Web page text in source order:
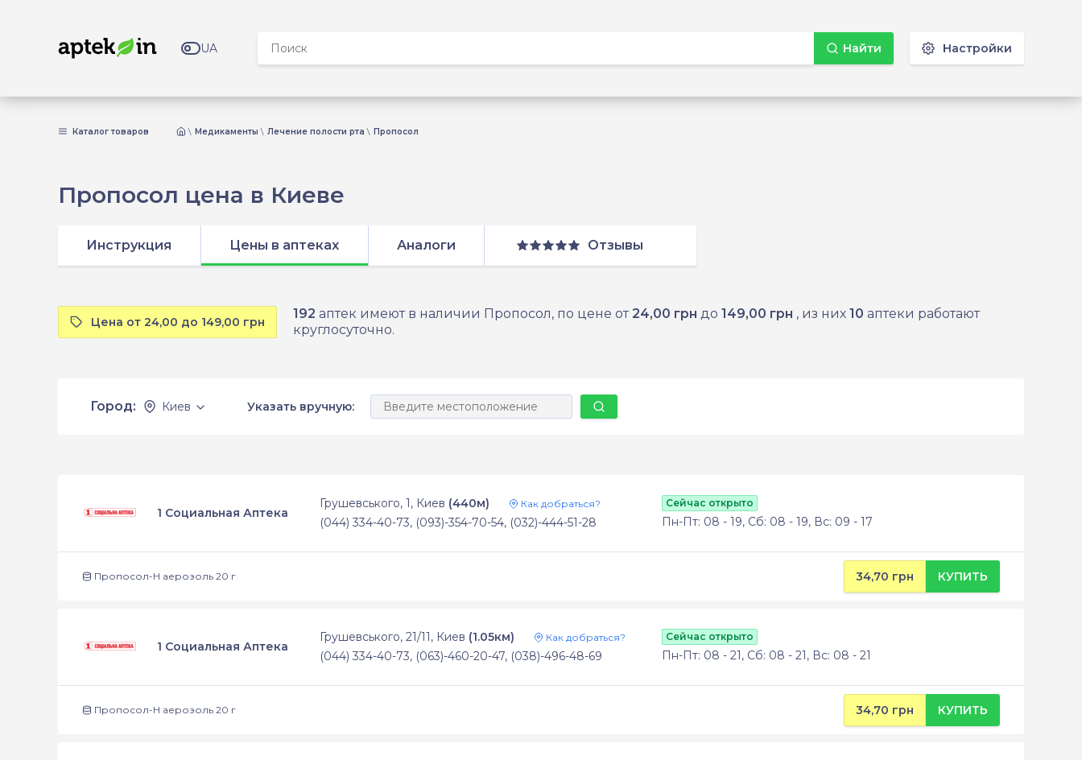
Каталог товаров Медикаменты Лечение полости рта Пропосол
Пропосол цена в Киеве
Инструкция Цены в аптеках Аналоги Отзывы
Цена от 24,00 до 149,00 грн
192 аптек имеют в наличии Пропосол, по цене от24,00 грн до 149,00 грн , из них 10 аптеки работают
круглосуточно.
Город: Киев Указать вручную:
1 Социальная Аптека
Грушевського, 1, Киев (440м) Как добраться?
(044) 334-40-73, (093)-354-70-54, (032)-444-51-28
Сейчас открыто
Пн-Пт: 08 - 19, Сб: 08 - 19, Вс: 09 - 17
Пропосол-Н аерозоль 20 г 34,70 грн КУПИТЬ
1 Социальная Аптека
Грушевського, 21/11, Киев (1.05км) Как добраться?
(044) 334-40-73, (063)-460-20-47, (038)-496-48-69
Сейчас открыто
Пн-Пт: 08 - 21, Сб: 08 - 21, Вс: 08 - 21
Пропосол-Н аерозоль 20 г 34,70 грн КУПИТЬ
UA Найти Настройки